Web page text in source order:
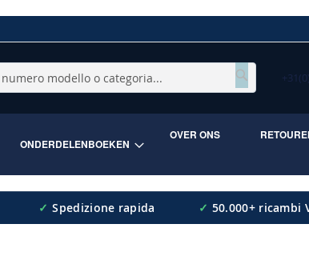
Cerca
ONDERDELENBOEKEN
OVER ONS
✓ Spedizione rapida ✓ 50.000+ ricambi